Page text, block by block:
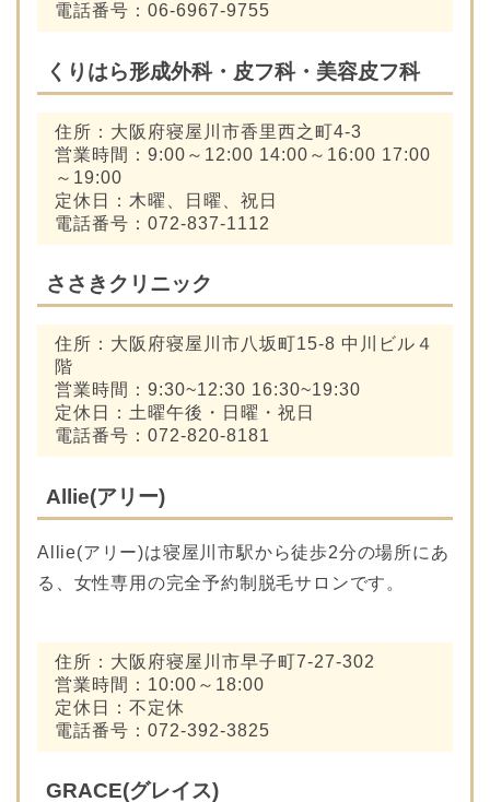
電話番号：06-6967-9755
くりはら形成外科・皮フ科・美容皮フ科
住所：大阪府寝屋川市香里西之町4-3
営業時間：9:00～12:00 14:00～16:00 17:00
～19:00
定休日：木曜、日曜、祝日
電話番号：072-837-1112
ささきクリニック
住所：大阪府寝屋川市八坂町15-8 中川ビル４
階
営業時間：9:30~12:30 16:30~19:30
定休日：土曜午後・日曜・祝日
電話番号：072-820-8181
Allie(アリー)
Allie(アリー)は寝屋川市駅から徒歩2分の場所にあ
る、女性専用の完全予約制脱毛サロンです。
住所：大阪府寝屋川市早子町7-27-302
営業時間：10:00～18:00
定休日：不定休
電話番号：072-392-3825
GRACE(グレイス)